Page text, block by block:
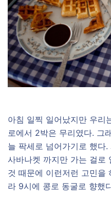
아침 일찍 일어났지만 우리
로에서 2박은 무리였다. 그
늘 팍세로 넘어가기로 했다
사바나켓 까지만 가는 걸로
것 때문에 이런저런 고민을
라 9시에 콩로 동굴로 향했